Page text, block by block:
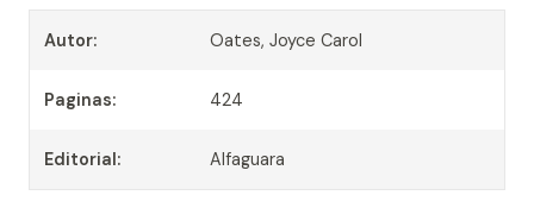
Autor: Oates, Joyce Carol
Paginas: 424
Editorial: Alfaguara